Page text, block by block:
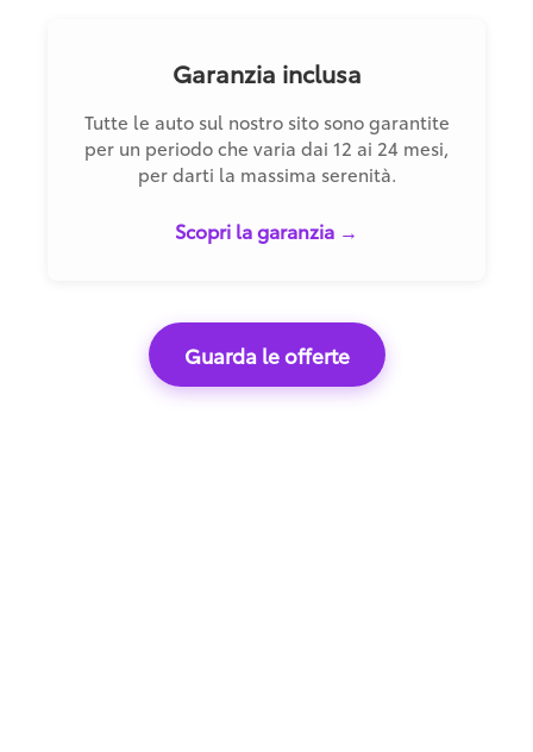
Garanzia inclusa
Tutte le auto sul nostro sito sono garantite
per un periodo che varia dai 12 ai 24 mesi,
per darti la massima serenità.
Scopri la garanzia →
Guarda le offerte